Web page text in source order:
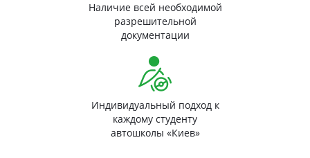
Наличие всей необходимой
разрешительной
документации
Индивидуальный подход к
каждому студенту
автошколы «Киев»